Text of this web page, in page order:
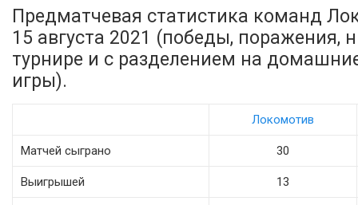
Предматчевая статистика команд
15 августа 2021 (победы, поражения,
турнире и с разделением на
игры).
Локомотив
Матчей сыграно 30
Выигрышей 13